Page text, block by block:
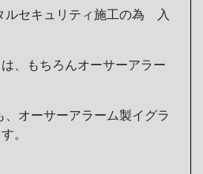
セキュリティ施工の為 入
、もちろんオーサーアラー
オーサーアラーム製イグラ
。